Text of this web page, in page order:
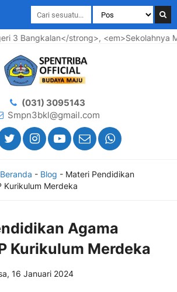
Bangkalan</strong>, <em>Sekolahnya
(031) 3095143
Smpn3bkl@gmail.com
Beranda - Blog - Materi Pendidikan
Kurikulum Merdeka
Agama
Kurikulum Merdeka
16 Januari 2024